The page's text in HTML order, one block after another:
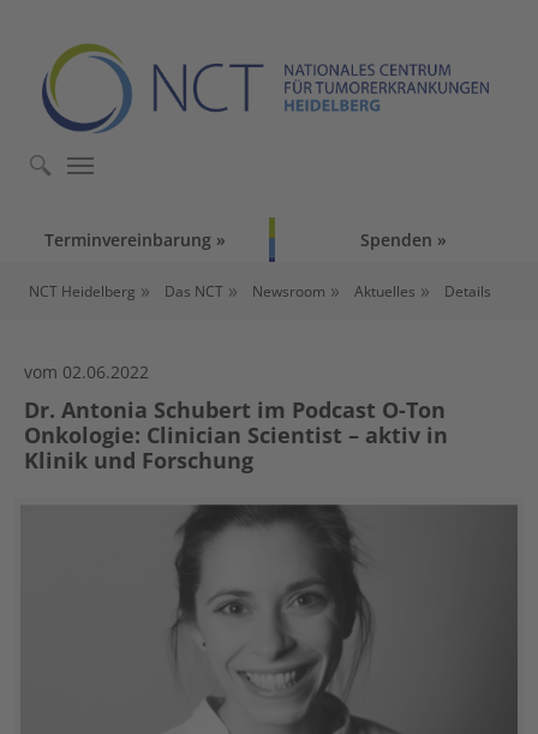
Terminvereinbarung Spenden
NCT Heidelberg Das NCT Newsroom Aktuelles Details
vom 02.06.2022
Dr. Antonia Schubert im Podcast O-Ton
Onkologie: Clinician Scientist – aktiv in
Klinik und Forschung